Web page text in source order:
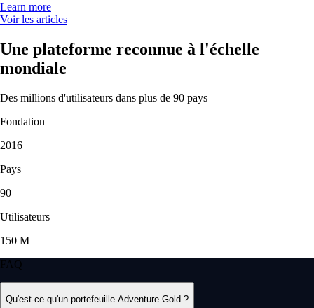
Learn more
Voir les articles
Une plateforme reconnue à l'échelle
mondiale
Des millions d'utilisateurs dans plus de 90 pays
Fondation
2016
Pays
90
Utilisateurs
150 M
FAQ
Qu'est-ce qu'un portefeuille Adventure Gold ?